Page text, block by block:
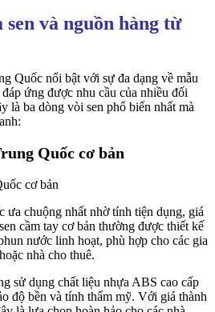
sen và nguồn hàng từ
Quốc nổi bật với sự đa dạng về mẫu
ứng được nhu cầu của nhiều đối
là ba dòng vòi sen phổ biến nhất mà
Quốc cơ bản
ưa chuộng nhất nhờ tính tiện dụng, giá
cầm tay cơ bản thường được thiết kế
nước linh hoạt, phù hợp cho các gia
nhà cho thuê.
sử dụng chất liệu nhựa ABS cao cấp
độ bền và tính thẩm mỹ. Với giá thành